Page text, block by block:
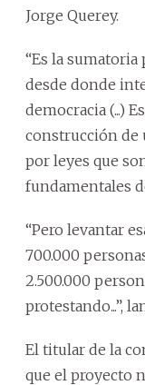
Jorge Querey.
“Es la
desde donde
democracia (...)
construcción de
por leyes que
fundamentales
“Pero levantar
700.000
2.500.000
protestando...”,
El titular de la
que el proyecto